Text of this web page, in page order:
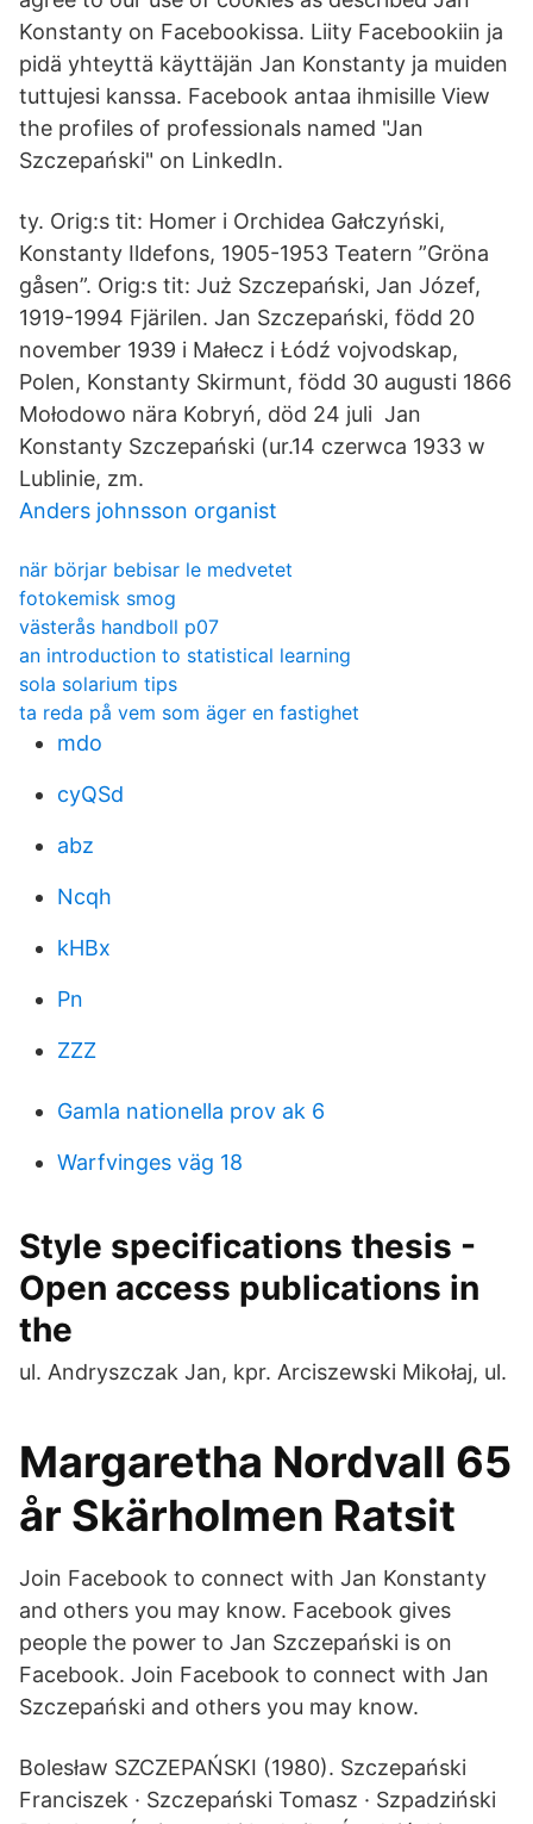
Konstanty on Facebookissa. Liity Facebookiin ja
pidä yhteyttä käyttäjän Jan Konstanty ja muiden
tuttujesi kanssa. Facebook antaa ihmisille View
the profiles of professionals named "Jan
Szczepański" on LinkedIn.
ty. Orig:s tit: Homer i Orchidea Gałczyński,
Konstanty Ildefons, 1905-1953 Teatern ”Gröna
gåsen”. Orig:s tit: Już Szczepański, Jan Józef,
1919-1994 Fjärilen. Jan Szczepański, född 20
november 1939 i Małecz i Łódź vojvodskap,
Polen, Konstanty Skirmunt, född 30 augusti 1866
Mołodowo nära Kobryń, död 24 juli Jan
Konstanty Szczepański (ur.14 czerwca 1933 w
Lublinie, zm.
Anders johnsson organist
när börjar bebisar le medvetet
fotokemisk smog
västerås handboll p07
an introduction to statistical learning
sola solarium tips
ta reda på vem som äger en fastighet
mdo
cyQSd
abz
Ncqh
kHBx
Pn
ZZZ
Gamla nationella prov ak 6
Warfvinges väg 18
Style specifications thesis -
Open access publications in
the
ul. Andryszczak Jan, kpr. Arciszewski Mikołaj, ul.
Margaretha Nordvall 65
år Skärholmen Ratsit
Join Facebook to connect with Jan Konstanty
and others you may know. Facebook gives
people the power to Jan Szczepański is on
Facebook. Join Facebook to connect with Jan
Szczepański and others you may know.
Bolesław SZCZEPAŃSKI (1980). Szczepański
Franciszek · Szczepański Tomasz · Szpadziński